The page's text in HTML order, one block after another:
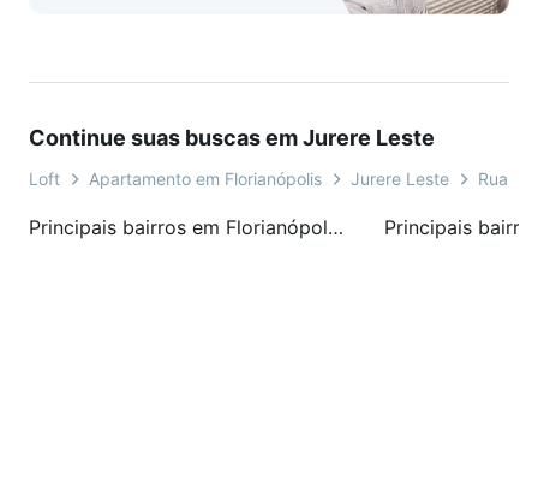
Continue suas buscas em Jurere Leste
Loft Apartamento em Florianópolis Jurere Leste Rua
Principais bairros em Florianópolis, SC